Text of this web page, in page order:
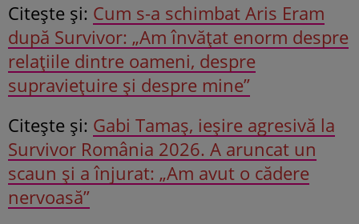
Citeşte şi: Cum s-a schimbat Aris Eram
după Survivor: „Am învățat enorm despre
relațiile dintre oameni, despre
supraviețuire și despre mine”
Citeşte şi: Gabi Tamaș, ieșire agresivă la
Survivor România 2026. A aruncat un
scaun și a înjurat: „Am avut o cădere
nervoasă”